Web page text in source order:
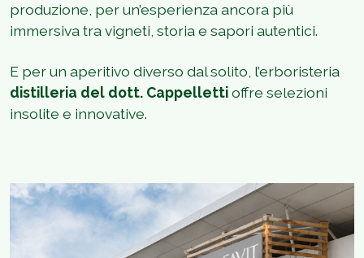
produzione, per un’esperienza ancora più
immersiva tra vigneti, storia e sapori autentici.
E per un aperitivo diverso dal solito, l’erboristeria
distilleria del dott. Cappellettioffre selezioni
insolite e innovative.